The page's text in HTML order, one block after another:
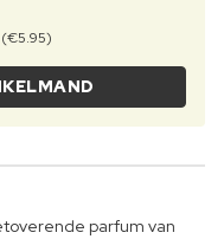
(€5.95)
parfum van